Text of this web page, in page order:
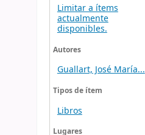
Limitar a ítems
actualmente
disponibles.
Autores
Guallart, José María...
Tipos de ítem
Libros
Lugares